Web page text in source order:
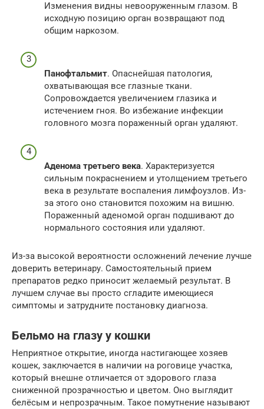
Изменения видны невооруженным глазом. В
исходную позицию орган возвращают под
общим наркозом.
Панофтальмит. Опаснейшая патология,
охватывающая все глазные ткани.
Сопровождается увеличением глазика и
истечением гноя. Во избежание инфекции
головного мозга пораженный орган удаляют.
Аденома третьего века. Характеризуется
сильным покраснением и утолщением третьего
века в результате воспаления лимфоузлов. Из-
за этого оно становится похожим на вишню.
Пораженный аденомой орган подшивают до
нормального состояния или удаляют.
Из-за высокой вероятности осложнений лечение лучше
доверить ветеринару. Самостоятельный прием
препаратов редко приносит желаемый результат. В
лучшем случае вы просто сгладите имеющиеся
симптомы и затрудните постановку диагноза.
Бельмо на глазу у кошки
Неприятное открытие, иногда настигающее хозяев
кошек, заключается в наличии на роговице участка,
который внешне отличается от здорового глаза
сниженной прозрачностью и цветом. Оно выглядит
белёсым и непрозрачным. Такое помутнение называют